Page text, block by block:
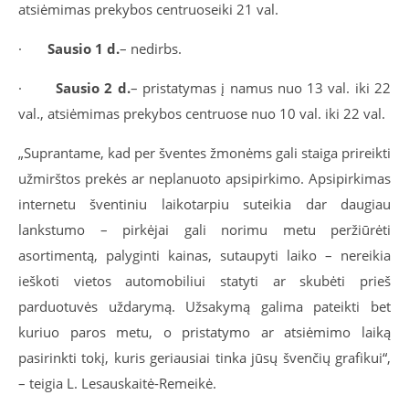
atsiėmimas prekybos centruoseiki 21 val.
· Sausio 1 d.– nedirbs.
·Sausio 2 d.– pristatymas į namus nuo 13 val. iki 22
val., atsiėmimas prekybos centruose nuo 10 val. iki 22 val.
„Suprantame, kad per šventes žmonėms gali staiga prireikti
užmirštos prekės ar neplanuoto apsipirkimo. Apsipirkimas
internetu šventiniu laikotarpiu suteikia dar daugiau
lankstumo – pirkėjai gali norimu metu peržiūrėti
asortimentą, palyginti kainas, sutaupyti laiko – nereikia
ieškoti vietos automobiliui statyti ar skubėti prieš
parduotuvės uždarymą. Užsakymą galima pateikti bet
kuriuo paros metu, o pristatymo ar atsiėmimo laiką
pasirinkti tokį, kuris geriausiai tinka jūsų švenčių grafikui“,
– teigia L. Lesauskaitė-Remeikė.